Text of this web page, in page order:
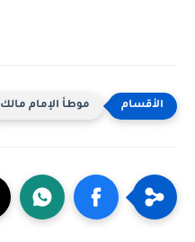
موطأ الإمام مالك